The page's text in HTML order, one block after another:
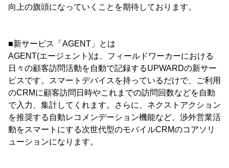
向上の旗頭になっていくことを期待しております。
■新サービス「AGENT」とは
AGENT(エージェント)は、フィールドワーカーにおける
日々の顧客訪問活動を自動で記録するUPWARDの新サー
ビスです。スマートデバイスを持っているだけで、ご利用
のCRMに顧客訪問日時やこれまでの訪問回数などを自動
で入力、集計してくれます。さらに、ネクストアクション
を推奨する自動レコメンデーション機能など、渉外営業活
動をスマートにする次世代型のモバイルCRMのコアソリ
ューションになります。